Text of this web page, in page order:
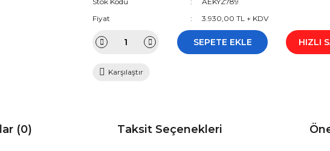
Fiyat
3.930,00 TL + KDV
SEPETE EKLE HIZLI
Karşılaştır
(0) Taksit Seçenekleri